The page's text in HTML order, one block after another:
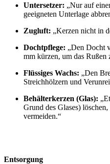
Untersetzer: „Nur auf
geeigneten Unterlage
Zugluft: „Kerzen nicht in
Dochtpflege: „Den Docht
mm kürzen, um das Rußen
Flüssiges Wachs: „Den
Streichhölzern und
Behälterkerzen (Glas):
Grund des Glases)
vermeiden.“
Entsorgung